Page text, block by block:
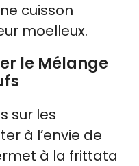
cuisson
moelleux.
le Mélange
sur les
à l’envie de
à la frittata